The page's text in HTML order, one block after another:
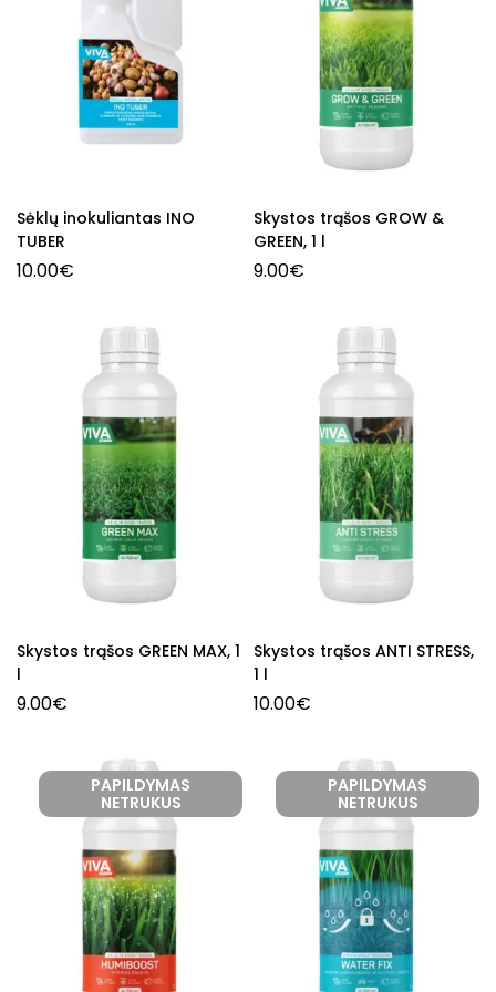
Sėklų inokuliantas INO
TUBER
10.00€
Skystos trąšos GROW &
GREEN, 1 l
9.00€
Skystos trąšos GREEN MAX, 1
l
9.00€
Skystos trąšos ANTI STRESS,
1 l
10.00€
PAPILDYMAS
NETRUKUS
PAPILDYMAS
NETRUKUS